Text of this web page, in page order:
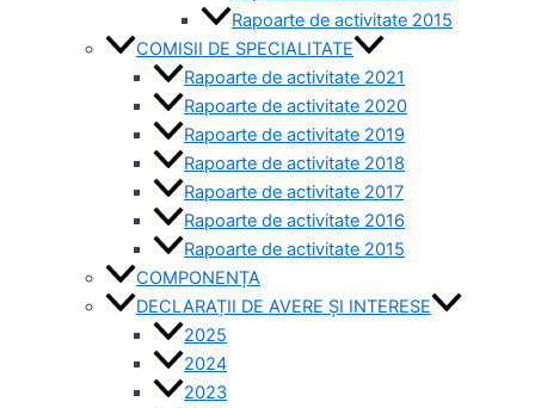
Rapoarte de activitate 2015
COMISII DE SPECIALITATE
Rapoarte de activitate 2021
Rapoarte de activitate 2020
Rapoarte de activitate 2019
Rapoarte de activitate 2018
Rapoarte de activitate 2017
Rapoarte de activitate 2016
Rapoarte de activitate 2015
COMPONENȚA
DECLARAȚII DE AVERE ȘI INTERESE
2025
2024
2023